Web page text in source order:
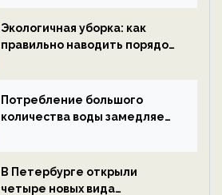
ECOportal
Экологичная уборка: как
правильно наводить порядок
Потребление большого
количества воды замедляет
В Петербурге открыли
четыре новых вида